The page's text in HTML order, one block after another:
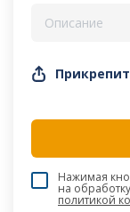
Нажимая
на
политикой